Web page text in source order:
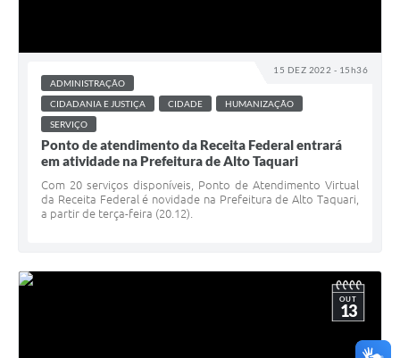
15 DEZ 2022 - 15h36
ADMINISTRAÇÃO
CIDADANIA E JUSTIÇA
CIDADE
HUMANIZAÇÃO
SERVIÇO
Ponto de atendimento da Receita Federal entrará
em atividade na Prefeitura de Alto Taquari
Com 20 serviços disponíveis, Ponto de Atendimento Virtual
da Receita Federal é novidade na Prefeitura de Alto Taquari,
a partir de terça-feira (20.12).
OUT
13